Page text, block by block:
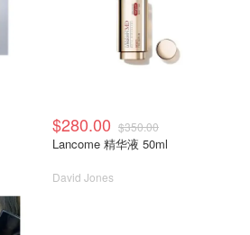
$280.00 $350.00
Lancome 精华液 50ml
David Jones